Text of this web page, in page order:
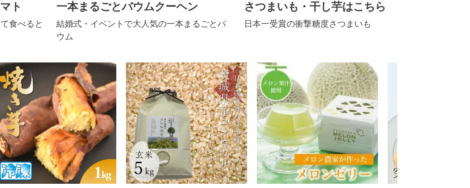
ト
食べると
一本まるごとバウムクーヘン
結婚式・イベントで大人気の一本まるごとバ
ウム
さつまいも・干し芋はこちら
日本一受賞の衝撃糖度さつまいも